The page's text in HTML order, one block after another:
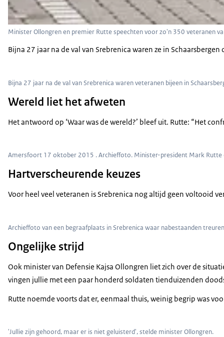
Minister Ollongren en premier Rutte speechten voor zo'n 350 veteranen
Bijna 27 jaar na de val van Srebrenica waren ze in
Bijna 27 jaar na de val van Srebrenica waren veteranen bijeen in
Wereld liet het afweten
Het antwoord op ‘Waar was de wereld?’ bleef uit. Rutte: “Het
Amersfoort 17 oktober 2015 . Archieffoto. Minister-president Mark Rutte
Hartverscheurende keuzes
Voor heel veel veteranen is Srebrenica nog altijd geen voltooid
Archieffoto van een begraafplaats in Srebrenica waar nabestaanden
Ongelijke strijd
Ook minister van Defensie Kajsa Ollongren liet zich over de
vingen jullie met een paar honderd soldaten tienduizenden
Rutte noemde voorts dat er, eenmaal thuis, weinig begrip was
'Jullie zijn gehoord, maar er is niet geluisterd', stelde minister Ollongren.